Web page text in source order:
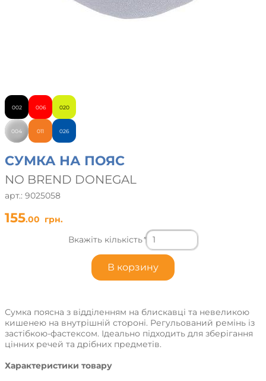
002
004
006
011
020
026
СУМКА НА ПОЯС
NO BREND DONEGAL
арт.: 9025058
155.00 грн.
Вкажіть кількість*
Сумка поясна з відділенням на блискавці та невеликою
кишенею на внутрішній стороні. Регульований ремінь із
застібкою-фастексом. Ідеально підходить для зберігання
цінних речей та дрібних предметів.
Характеристики товару
В корзину